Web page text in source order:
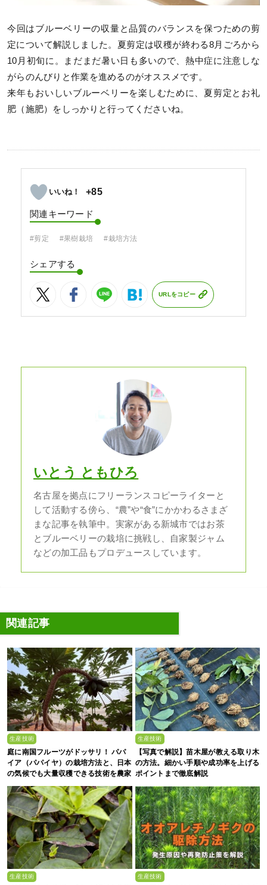
今回はブルーベリーの収量と品質のバランスを保つための剪
定について解説しました。夏剪定は収穫が終わる8月ごろから
10月初旬に。まだまだ暑い日も多いので、熱中症に注意しな
がらのんびりと作業を進めるのがオススメです。
来年もおいしいブルーベリーを楽しむために、夏剪定とお礼
肥（施肥）をしっかりと行ってくださいね。
+85
関連キーワード
#剪定 #果樹栽培 #栽培方法
シェアする
URLをコピー
いとう ともひろ
名古屋を拠点にフリーランスコピーライターと
して活動する傍ら、“農”や“食”にかかわるさまざ
まな記事を執筆中。実家がある新城市ではお茶
とブルーベリーの栽培に挑戦し、自家製ジャム
などの加工品もプロデュースしています。
関連記事
生産技術
庭に南国フルーツがドッサリ！ パパ
イア（パパイヤ）の栽培方法と、日本
の気候でも大量収穫できる技術を農家
生産技術
【写真で解説】苗木屋が教える取り木
の方法。細かい手順や成功率を上げる
ポイントまで徹底解説
生産技術 生産技術